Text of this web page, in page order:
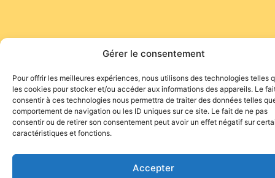
Gérer le consentement
Pour offrir les meilleures expériences, nous utilisons des technologies telles
les cookies pour stocker et/ou accéder aux informations des appareils. Le
consentir à ces technologies nous permettra de traiter des données telles
comportement de navigation ou les ID uniques sur ce site. Le fait de ne pas
consentir ou de retirer son consentement peut avoir un effet négatif sur
caractéristiques et fonctions.
Accepter